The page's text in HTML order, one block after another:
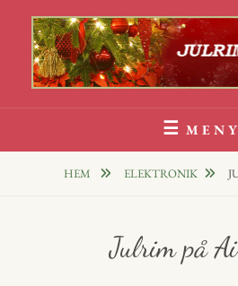
innehåll
Julrim Och MENY
HEM ELEKTRONIK
Julrim på